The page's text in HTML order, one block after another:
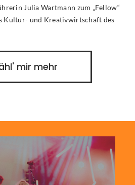
Julia Wartmann zum „Fellow“
Kultur- und Kreativwirtschaft des
mir mehr